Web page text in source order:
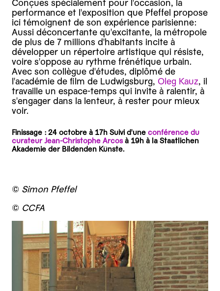
Conçues spécialement pour l'occasion, la
performance et l'exposition que Pfeffel propose
ici témoignent de son expérience parisienne:
Aussi déconcertante qu'excitante, la métropole
de plus de 7 millions d'habitants incite à
développer un répertoire artistique qui résiste,
voire s'oppose au rythme frénétique urbain.
Avec son collègue d'études, diplômé de
l'académie de film de Ludwigsburg, Oleg Kauz, il
travaille un espace-temps qui invite à ralentir, à
s'engager dans la lenteur, à rester pour mieux
voir.
Finissage : 24 octobre à 17h Suivi d'une conférence du
curateur Jean-Christophe Arcosà 19h à la Staatlichen
Akademie der Bildenden Künste.
© Simon Pfeffel
© CCFA